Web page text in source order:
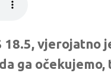
vjerojatno
ga